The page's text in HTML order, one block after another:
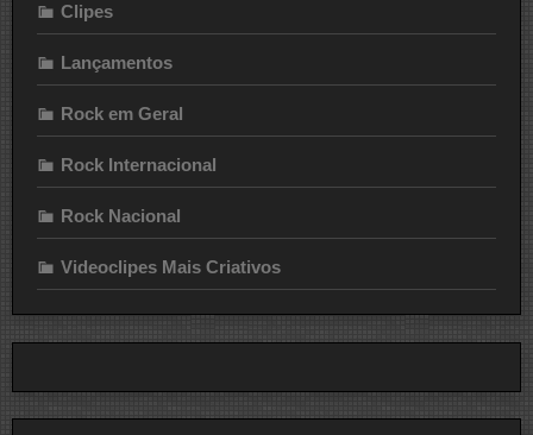
Clipes
Lançamentos
Rock em Geral
Rock Internacional
Rock Nacional
Videoclipes Mais Criativos